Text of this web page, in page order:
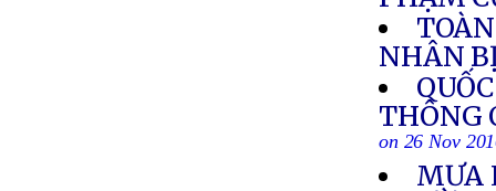
NHÂN
THÔNG
on 26 Nov
MƯA